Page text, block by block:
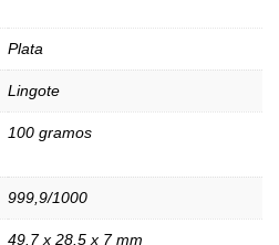
Plata
Lingote
100 gramos
999,9/1000
49.7 x 28.5 x 7 mm